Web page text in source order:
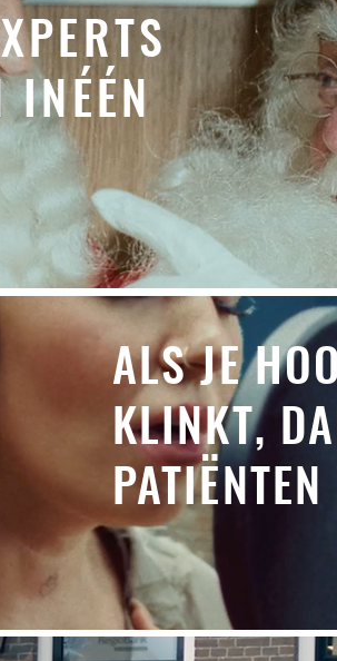
INÉÉN
ALS JE
KLINKT,